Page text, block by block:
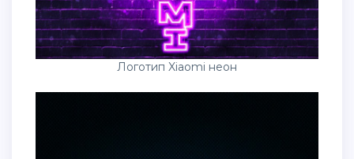
Логотип Xiaomi неон